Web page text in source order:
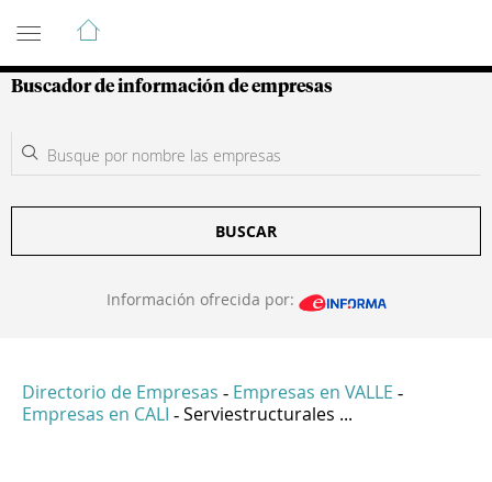
Guía de Empresas Colombianas
Buscador de información de empresas
BUSCAR
Información ofrecida por:
Directorio de Empresas - Empresas en VALLE -
Empresas en CALI - Serviestructurales ...